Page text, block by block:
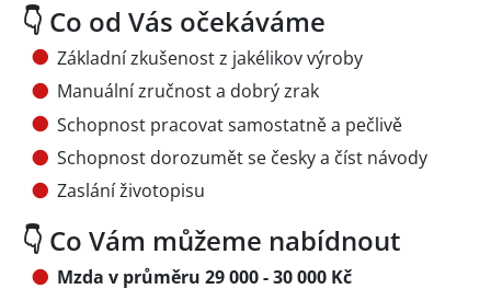
👇 Co od Vás očekáváme
Základní zkušenost z jakélikov výroby
Manuální zručnost a dobrý zrak
Schopnost pracovat samostatně a pečlivě
Schopnost dorozumět se česky a číst návody
Zaslání životopisu
👇 Co Vám můžeme nabídnout
Mzda v průměru 29 000 - 30 000 Kč